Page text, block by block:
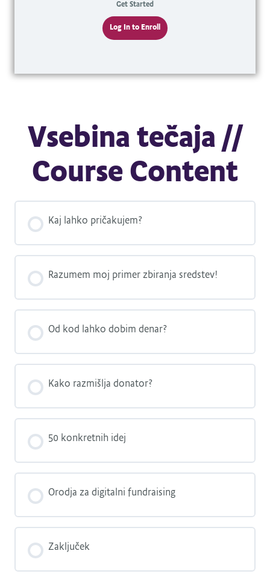
Get Started
Log In to Enroll
Vsebina tečaja //
Course Content
Kaj lahko pričakujem?
Razumem moj primer zbiranja sredstev!
Od kod lahko dobim denar?
Kako razmišlja donator?
50 konkretnih idej
Orodja za digitalni fundraising
Zaključek